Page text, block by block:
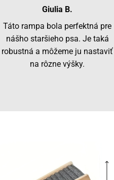
Giulia B.
Táto rampa bola perfektná pre
nášho staršieho psa. Je taká
robustná a môžeme ju nastaviť
na rôzne výšky.